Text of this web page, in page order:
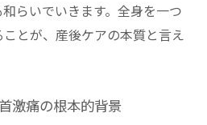
らいでいきます。全身を一つ
とが、産後ケアの本質と言え
激痛の根本的背景